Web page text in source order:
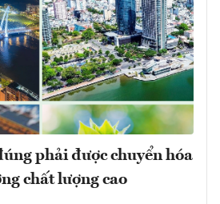
phải được chuyển hóa
chất lượng cao